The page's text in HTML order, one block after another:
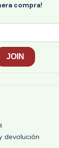
compra!
devolución